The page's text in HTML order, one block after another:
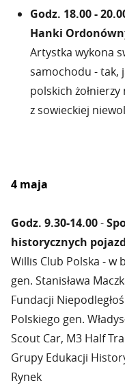
Godz. 18.00 -
Hanki
Artystka wykona
samochodu - tak,
polskich
z sowieckiej
4 maja
Godz. 9.30-14.00-
historycznych
Willis Club Polska - w
gen. Stanisława
Fundacji
Polskiego gen.
Scout Car, M3 Half
Grupy Edukacji
Rynek